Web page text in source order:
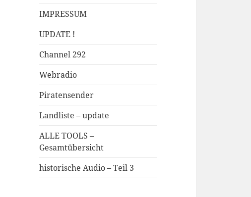
IMPRESSUM
UPDATE !
Channel 292
Webradio
Piratensender
Landliste – update
ALLE TOOLS –
Gesamtübersicht
historische Audio – Teil 3